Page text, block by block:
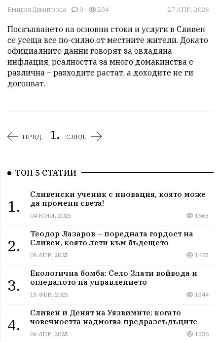
Емилия Димитрова 0 284 27 АПР, 2026
Поскъпването на основни стоки и услуги в Сливен
се усеща все по-силно от местните жители. Докато
официалните данни говорят за овладяна
инфлация, реалността за много домакинства е
различна – разходите растат, а доходите не ги
догонват.
ПРЕД. 1. СЛЕД.
ТОП 5 СТАТИИ
1.
Сливенски ученик с иновация, която може
да промени света!
04 ЮНИ, 2025 1663
2.
Теодор Лазаров – поредната гордост на
Сливен, която лети към бъдещето
08 АПР, 2025 1425
3.
Екологична бомба: Село Злати войвода и
огледалото на управлението
15 ФЕВ, 2025 1344
4.
Сливен и Денят на Уязвимите: когато
човечността надмогва предразсъдъците
06 АПР, 2025 1336